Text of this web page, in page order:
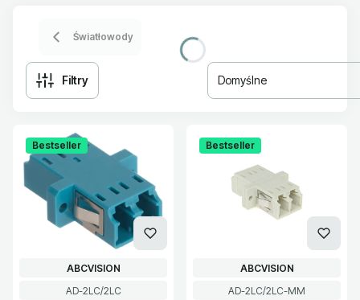
Światłowody
Filtry Domyślne
Bestseller
Kod produktu
AD-2LC/2LC
PRODUCENT
ABCVISION
Bestseller
Kod produktu
AD-2LC/2LC-MM
PRODUCENT
ABCVISION